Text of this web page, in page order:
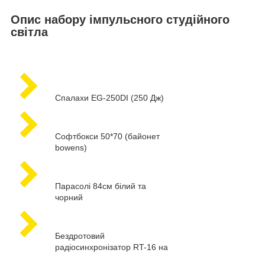
Опис набору імпульсного студійного
світла
Спалахи EG-250DI (250 Дж)
Софтбокси 50*70 (байонет
bowens)
Парасолі 84см білий та
чорний
Бездротовий
радіосинхронізатор RT-16 на